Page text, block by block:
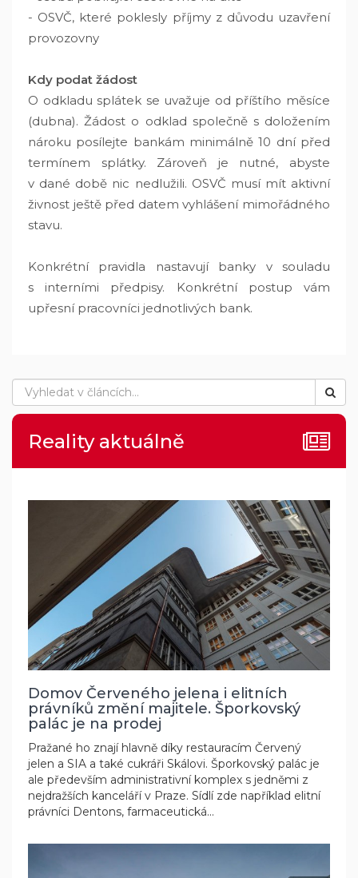
- OSVČ, které poklesly příjmy z důvodu uzavření
provozovny
Kdy podat žádost
O odkladu splátek se uvažuje od příštího měsíce
(dubna). Žádost o odklad společně s doložením
nároku posílejte bankám minimálně 10 dní před
termínem splátky. Zároveň je nutné, abyste
v dané době nic nedlužili. OSVČ musí mít aktivní
živnost ještě před datem vyhlášení mimořádného
stavu.
Konkrétní pravidla nastavují banky v souladu
s interními předpisy. Konkrétní postup vám
upřesní pracovníci jednotlivých bank.
Reality aktuálně
Domov Červeného jelena i elitních
právníků změní majitele. Šporkovský
palác je na prodej
Pražané ho znají hlavně díky restauracím Červený
jelen a SIA a také cukráři Skálovi. Šporkovský palác je
ale především administrativní komplex s jedněmi z
nejdražších kanceláří v Praze. Sídlí zde například elitní
právníci Dentons, farmaceutická...